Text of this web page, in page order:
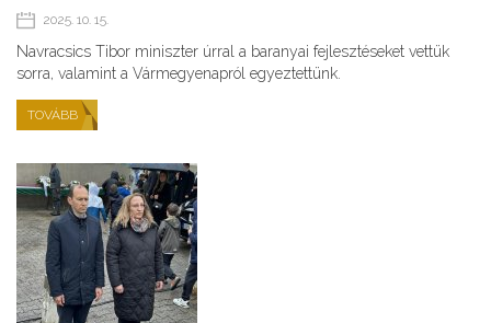
2025. 10. 15.
Navracsics Tibor miniszter úrral a baranyai fejlesztéseket vettük
sorra, valamint a Vármegyenapról egyeztettünk.
TOVÁBB